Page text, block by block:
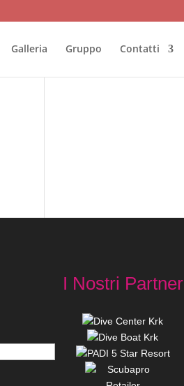
Galleria Gruppo Contatti
I Nostri Partner